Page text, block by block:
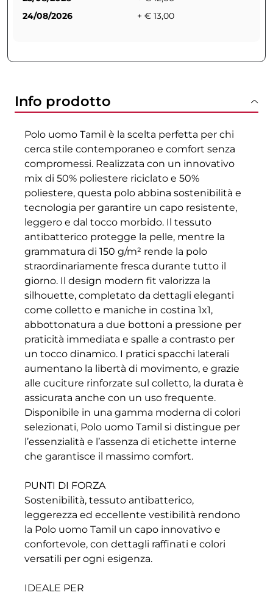
24/08/2026
+ € 13,00
Info prodotto
Polo uomo Tamil è la scelta perfetta per chi
cerca stile contemporaneo e comfort senza
compromessi. Realizzata con un innovativo
mix di 50% poliestere riciclato e 50%
poliestere, questa polo abbina sostenibilità e
tecnologia per garantire un capo resistente,
leggero e dal tocco morbido. Il tessuto
antibatterico protegge la pelle, mentre la
grammatura di 150 g/m² rende la polo
straordinariamente fresca durante tutto il
giorno. Il design modern fit valorizza la
silhouette, completato da dettagli eleganti
come colletto e maniche in costina 1x1,
abbottonatura a due bottoni a pressione per
praticità immediata e spalle a contrasto per
un tocco dinamico. I pratici spacchi laterali
aumentano la libertà di movimento, e grazie
alle cuciture rinforzate sul colletto, la durata è
assicurata anche con un uso frequente.
Disponibile in una gamma moderna di colori
selezionati, Polo uomo Tamil si distingue per
l’essenzialità e l’assenza di etichette interne
che garantisce il massimo comfort.
PUNTI DI FORZA
Sostenibilità, tessuto antibatterico,
leggerezza ed eccellente vestibilità rendono
la Polo uomo Tamil un capo innovativo e
confortevole, con dettagli raffinati e colori
versatili per ogni esigenza.
IDEALE PER